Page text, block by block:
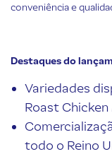
conveniência e
Destaques do
Variedades
Roast
todo o Reino